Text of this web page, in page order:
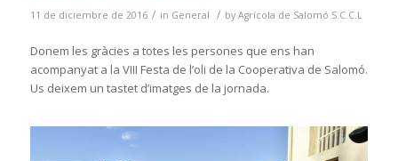
11 de diciembre de 2016 / in General / by Agrícola de Salomó S.C.C.L
Donem les gràcies a totes les persones que ens han
acompanyat a la VIII Festa de l’oli de la Cooperativa de Salomó.
Us deixem un tastet d’imatges de la jornada.